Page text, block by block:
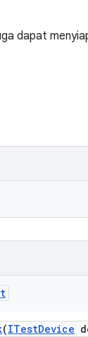
dapat
(ITestDevice